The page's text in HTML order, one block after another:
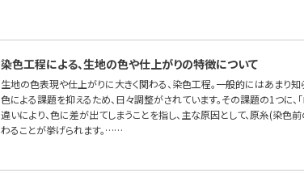
染色工程による、生地の色や仕上がりの特徴について
生地の色表現や仕上がりに大きく関わる、染色工程。一般的にはあまり
色による課題を抑えるため、日々調整がされています。その課題の1つに、
違いにより、色に差が出てしまうことを指し、主な原因として、原糸(染
わることが挙げられます。……